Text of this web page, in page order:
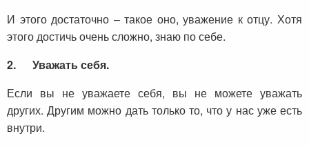
И этого достаточно – такое оно, уважение к отцу. Хотя
этого достичь очень сложно, знаю по себе.
2. Уважать себя.
Если вы не уважаете себя, вы не можете уважать
других. Другим можно дать только то, что у нас уже есть
внутри.